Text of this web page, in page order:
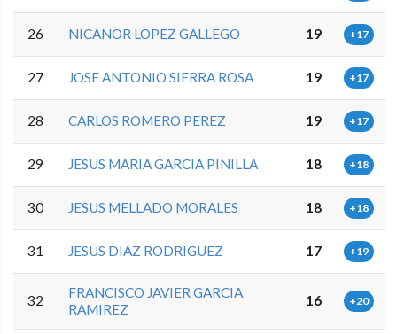
26 NICANOR LOPEZ GALLEGO 19 +17
27 JOSE ANTONIO SIERRA ROSA 19 +17
28 CARLOS ROMERO PEREZ 19 +17
29 JESUS MARIA GARCIA PINILLA 18 +18
30 JESUS MELLADO MORALES 18 +18
31 JESUS DIAZ RODRIGUEZ 17 +19
32
FRANCISCO JAVIER GARCIA
RAMIREZ
16 +20